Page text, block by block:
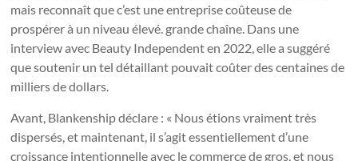
mais reconnaît que c’est une entreprise coûteuse de
prospérer à un niveau élevé. grande chaîne. Dans une
interview avec Beauty Independent en 2022, elle a suggéré
que soutenir un tel détaillant pouvait coûter des centaines de
milliers de dollars.
Avant, Blankenship déclare : « Nous étions vraiment très
dispersés, et maintenant, il s’agit essentiellement d’une
croissance intentionnelle avec le commerce de gros, et nous